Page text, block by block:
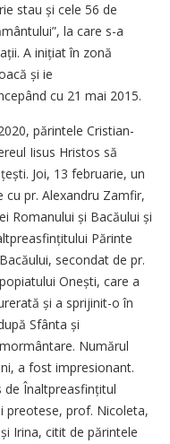
stau și cele 56 de
la care s-a
A inițiat în zonă
și ie
cu 21 mai 2015.
părintele Cristian-
Iisus Hristos să
Joi, 13 februarie, un
pr. Alexandru Zamfir,
Romanului și Bacăului și
Părinte
secondat de pr.
Onești, care a
și a sprijinit-o în
Sfânta și
Numărul
a fost impresionant.
Înaltprea­sfin­țitul
preotese, prof. Nicoleta,
Irina, citit de părintele